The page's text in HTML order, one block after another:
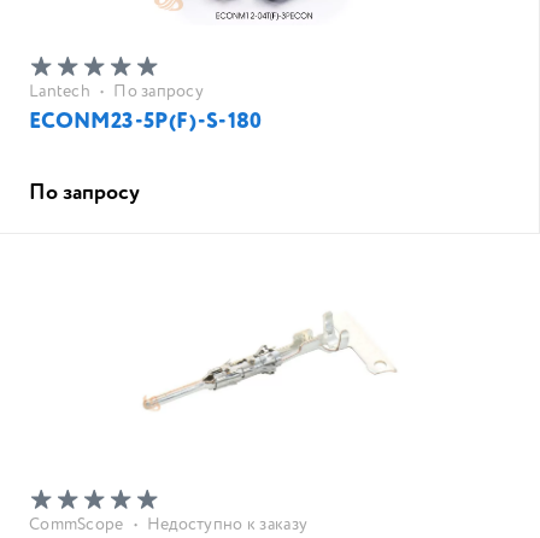
Lantech • По запросу
ECONM23-5P(F)-S-180
По запросу
CommScope • Недоступно к заказу